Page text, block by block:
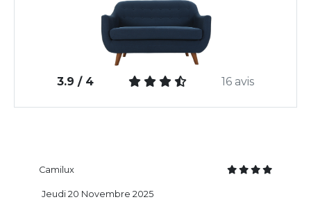
3.9 / 4 16 avis
Camilux
Jeudi 20 Novembre 2025